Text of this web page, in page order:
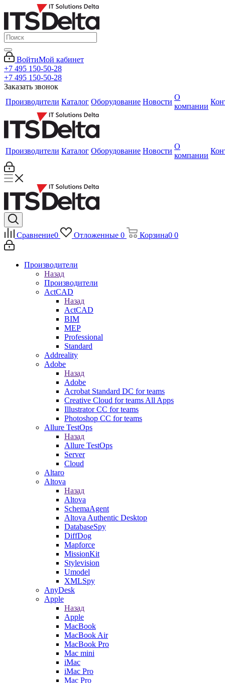
ВойтиМой кабинет
+7 495 150-50-28
+7 495 150-50-28
Заказать звонок
Производители Каталог Оборудование Новости
О
компании
Производители Каталог Оборудование Новости
О
компании
Сравнение0 Отложенные 0 Корзина0 0
Производители
Назад
Производители
ActCAD
Назад
ActCAD
BIM
MEP
Professional
Standard
Addreality
Adobe
Назад
Adobe
Acrobat Standard DC for teams
Creative Cloud for teams All Apps
Illustrator CC for teams
Photoshop CC for teams
Allure TestOps
Назад
Allure TestOps
Server
Cloud
Altaro
Altova
Назад
Altova
SchemaAgent
Altova Authentic Desktop
DatabaseSpy
DiffDog
Mapforce
MissionKit
Stylevision
Umodel
XMLSpy
AnyDesk
Apple
Назад
Apple
MacBook
MacBook Air
MacBook Pro
Mac mini
iMac
iMac Pro
Mac Pro